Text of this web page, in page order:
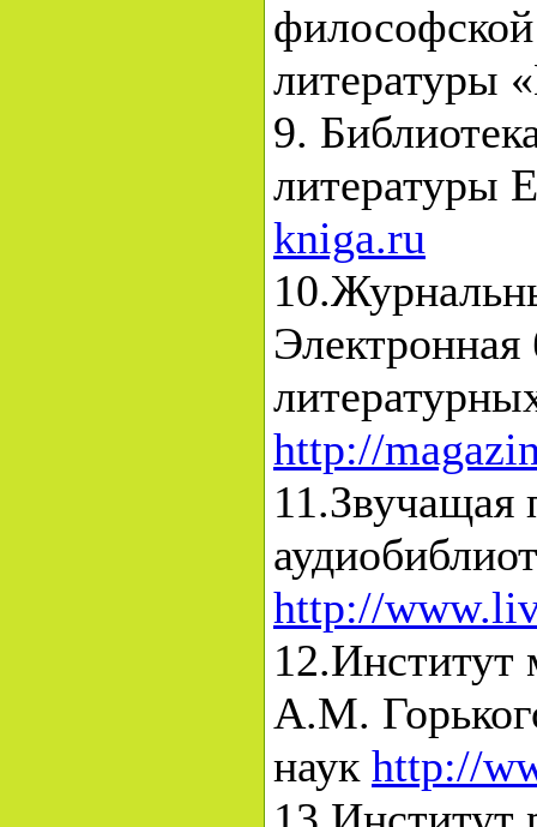
литературы
9.
литературы
kniga.ru
http://
11.Звучащая
http://
12.Институт
А.М.
наук http://